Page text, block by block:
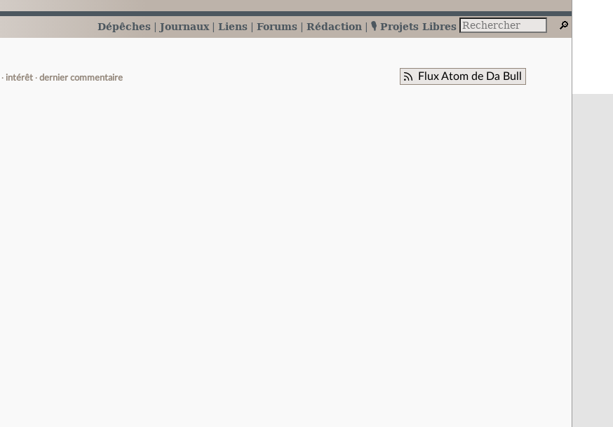
Dépêches Journaux Liens Forums Rédaction 🎙️ Projets Libres
Flux Atom de Da Bull
intérêt dernier commentaire